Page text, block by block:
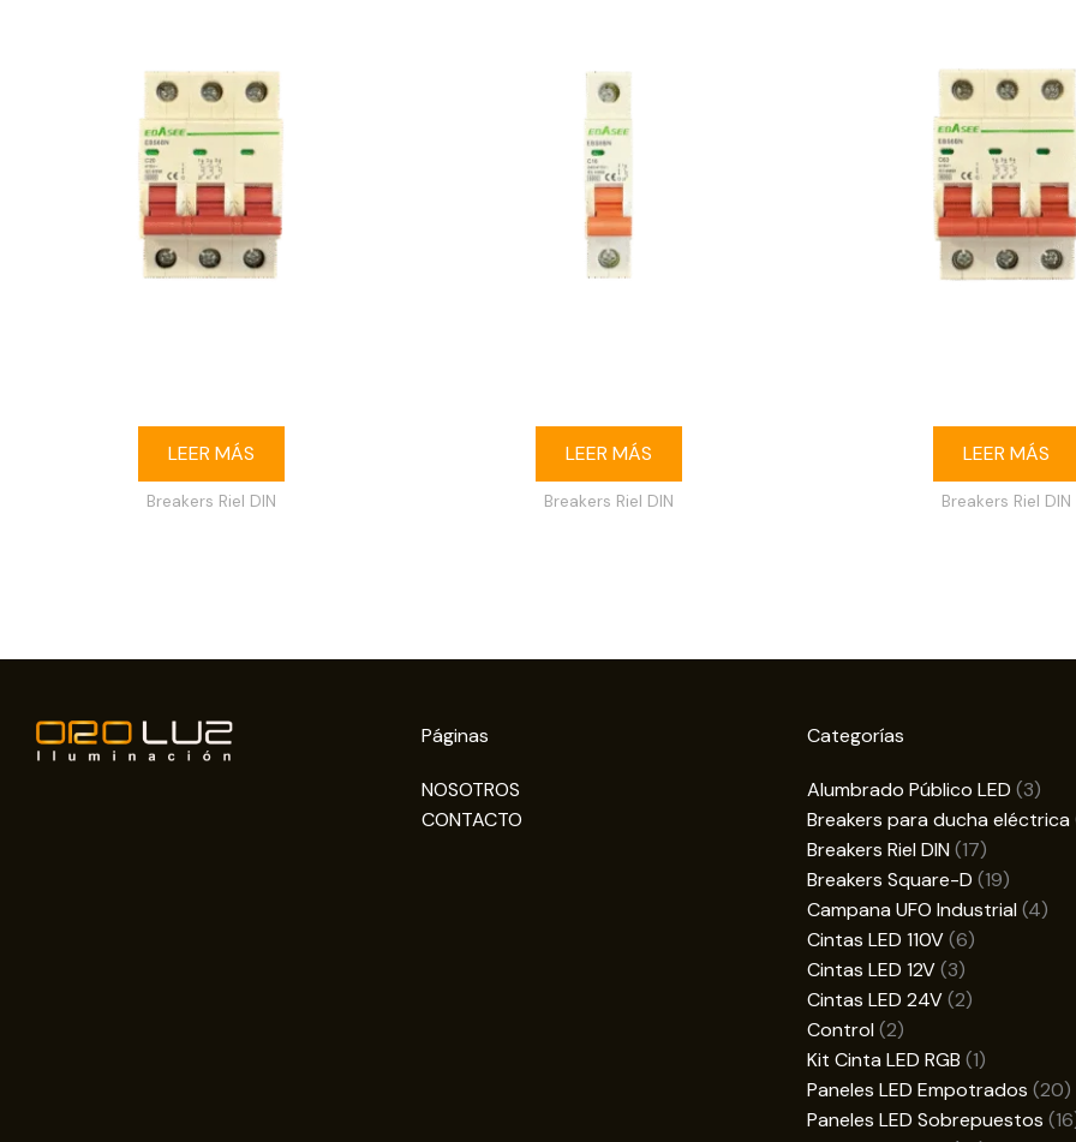
LEER MÁS
Breakers Riel DIN
LEER MÁS
Breakers Riel DIN
LEER MÁS
Breakers Riel DIN
Páginas
NOSOTROS
CONTACTO
Categorías
Alumbrado Público LED 33
Breakers para ducha eléctrica
Breakers Riel DIN 1717
productos
Breakers Square-D 1919
Campana UFO Industrial 44
Cintas LED 110V 66
Cintas LED 12V 33
productos
Cintas LED 24V 22
Control 22
productos
Kit Cinta LED RGB 11
producto
Paneles LED Empotrados 2020
Paneles LED Sobrepuestos 16